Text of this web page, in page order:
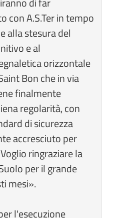
con A.S.Ter in tempo
alla stesura del
e al
orizzontale
Bon che in via
finalmente
regolarità, con
di sicurezza
accresciuto per
ringraziare la
per il grande
mesi».
l'esecuzione